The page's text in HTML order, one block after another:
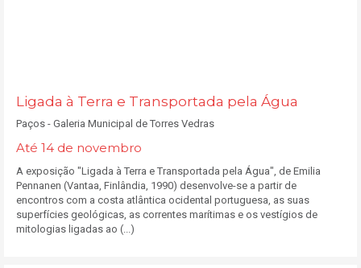
Ligada à Terra e Transportada pela Água
Paços - Galeria Municipal de Torres Vedras
Até 14 de novembro
A exposição "Ligada à Terra e Transportada pela Água", de Emilia
Pennanen (Vantaa, Finlândia, 1990) desenvolve-se a partir de
encontros com a costa atlântica ocidental portuguesa, as suas
superfícies geológicas, as correntes marítimas e os vestígios de
mitologias ligadas ao (...)